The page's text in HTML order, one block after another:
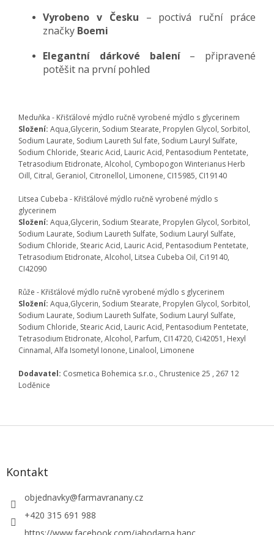
Vyrobeno v Česku – poctivá ruční práce
značky Boemi
Elegantní dárkové balení– připravené
potěšit na první pohled
Meduňka - Křišťálové mýdlo ručně vyrobené mýdlo s glycerinem
Složení: Aqua,Glycerin, Sodium Stearate, Propylen Glycol, Sorbitol,
Sodium Laurate, Sodium Laureth Sul fate, Sodium Lauryl Sulfate,
Sodium Chloride, Stearic Acid, Lauric Acid, Pentasodium Pentetate,
Tetrasodium Etidronate, Alcohol, Cymbopogon Winterianus Herb
Oill, Citral, Geraniol, Citronellol, Limonene, CI15985, CI19140
Litsea Cubeba - Křišťálové mýdlo ručně vyrobené mýdlo s
glycerinem
Složení: Aqua,Glycerin, Sodium Stearate, Propylen Glycol, Sorbitol,
Sodium Laurate, Sodium Laureth Sulfate, Sodium Lauryl Sulfate,
Sodium Chloride, Stearic Acid, Lauric Acid, Pentasodium Pentetate,
Tetrasodium Etidronate, Alcohol, Litsea Cubeba Oil, Ci19140,
CI42090
Růže - Křišťálové mýdlo ručně vyrobené mýdlo s glycerinem
Složení: Aqua,Glycerin, Sodium Stearate, Propylen Glycol, Sorbitol,
Sodium Laurate, Sodium Laureth Sulfate, Sodium Lauryl Sulfate,
Sodium Chloride, Stearic Acid, Lauric Acid, Pentasodium Pentetate,
Tetrasodium Etidronate, Alcohol, Parfum, CI14720, Ci42051, Hexyl
Cinnamal, Alfa Isometyl Ionone, Linalool, Limonene
Dodavatel: Cosmetica Bohemica s.r.o., Chrustenice 25 , 267 12
Loděnice
Z
Kontakt
objednavky@farmavranany.cz
+420 315 691 988